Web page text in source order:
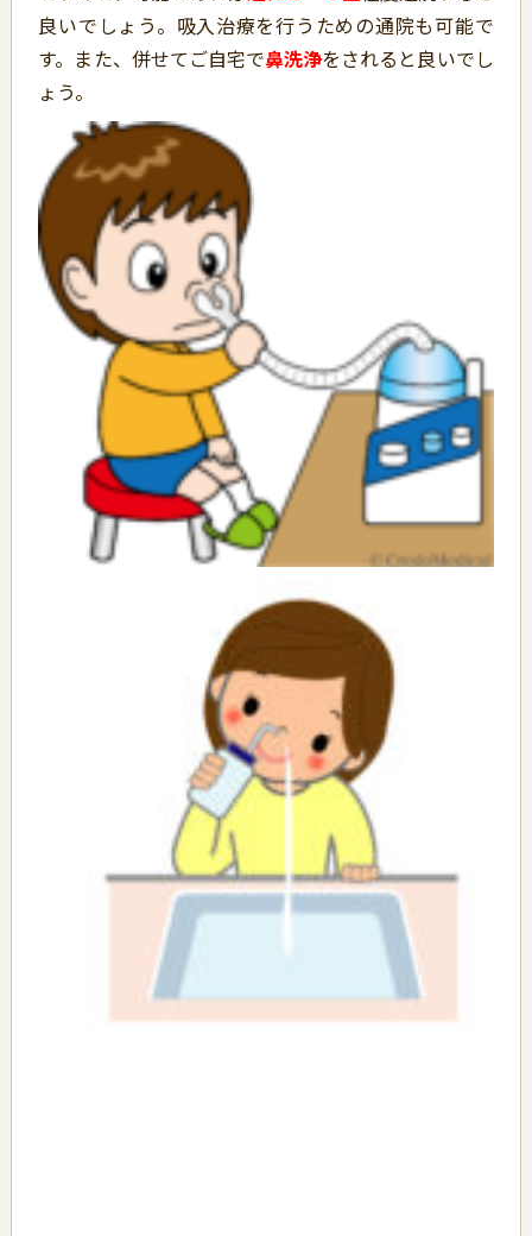
良いでしょう。吸入治療を行うための通院も可能で
す。また、併せてご自宅で鼻洗浄をされると良いでし
ょう。